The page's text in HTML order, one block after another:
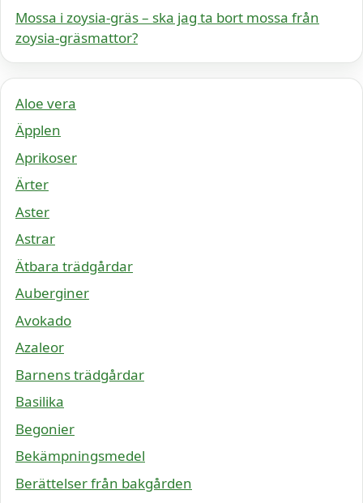
Mossa i zoysia-gräs – ska jag ta bort mossa från
zoysia-gräsmattor?
Aloe vera
Äpplen
Aprikoser
Ärter
Aster
Astrar
Ätbara trädgårdar
Auberginer
Avokado
Azaleor
Barnens trädgårdar
Basilika
Begonier
Bekämpningsmedel
Berättelser från bakgården